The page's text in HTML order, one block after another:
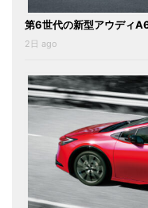
第6世代の新型アウディ
2日 ago